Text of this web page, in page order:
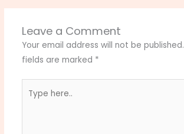
Leave a Comment
Your email address will not be published.
fields are marked *
here..